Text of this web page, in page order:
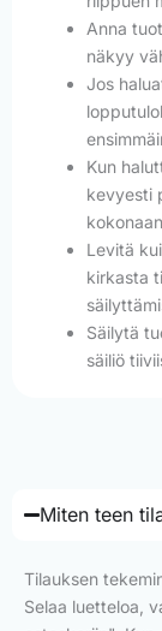
Anna
näkyy
Jos
Kun
kevyesti
Levitä
kirkasta
Säilytä
säiliö
Miten teen
Tilauksen
Selaa luetteloa,